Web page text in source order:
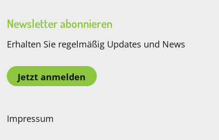
Newsletter abonnieren
Erhalten Sie regelmäßig Updates und News
Jetzt anmelden
Impressum